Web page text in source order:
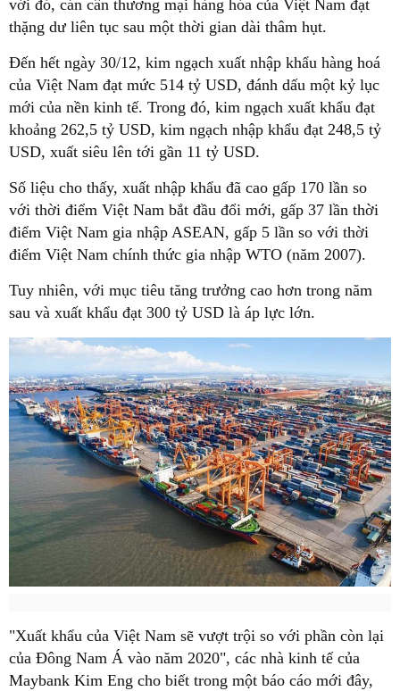
với đó, cán cân thương mại hàng hóa của Việt Nam đạt
thặng dư liên tục sau một thời gian dài thâm hụt.
Đến hết ngày 30/12, kim ngạch xuất nhập khẩu hàng hoá
của Việt Nam đạt mức 514 tỷ USD, đánh dấu một kỷ lục
mới của nền kinh tế. Trong đó, kim ngạch xuất khẩu đạt
khoảng 262,5 tỷ USD, kim ngạch nhập khẩu đạt 248,5 tỷ
USD, xuất siêu lên tới gần 11 tỷ USD.
Số liệu cho thấy, xuất nhập khẩu đã cao gấp 170 lần so
với thời điểm Việt Nam bắt đầu đổi mới, gấp 37 lần thời
điểm Việt Nam gia nhập ASEAN, gấp 5 lần so với thời
điểm Việt Nam chính thức gia nhập WTO (năm 2007).
Tuy nhiên, với mục tiêu tăng trưởng cao hơn trong năm
sau và xuất khẩu đạt 300 tỷ USD là áp lực lớn.
"Xuất khẩu của Việt Nam sẽ vượt trội so với phần còn lại
của Đông Nam Á vào năm 2020", các nhà kinh tế của
Maybank Kim Eng cho biết trong một báo cáo mới đây,